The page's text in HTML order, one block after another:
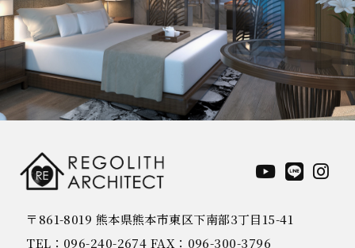
〒861-8019 熊本県熊本市東区下南部3丁目15-41
TEL：096-240-2674 FAX：096-300-3796